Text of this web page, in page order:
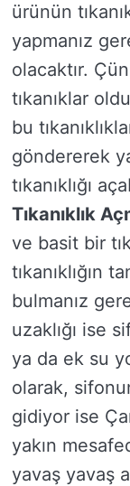
ürünün
yapmanız
olacaktır.
tıkanıklar
bu
göndererek
tıkanıklığı
Tıkanıklık
ve basit bir
tıkanıklığın
bulmanız
uzaklığı ise
ya da ek su
olarak,
gidiyor ise
yakın
yavaş yavaş